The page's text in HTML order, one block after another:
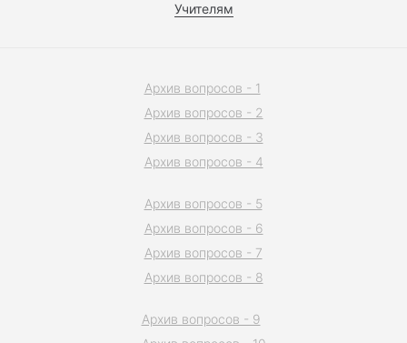
Учителям
Архив вопросов - 1
Архив вопросов - 2
Архив вопросов - 3
Архив вопросов - 4
Архив вопросов - 5
Архив вопросов - 6
Архив вопросов - 7
Архив вопросов - 8
Архив вопросов - 9